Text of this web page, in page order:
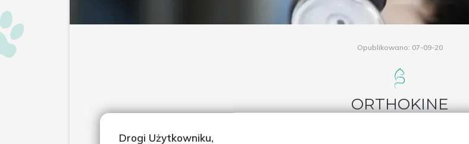
Drogi Użytkowniku,
Opublikowano: 07-09-20
ORTHOKINE